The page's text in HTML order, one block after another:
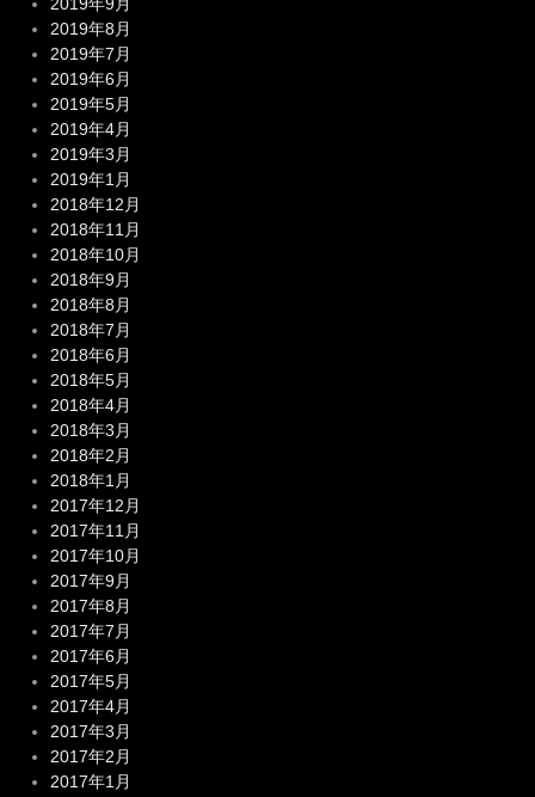
2019年8月
2019年7月
2019年6月
2019年5月
2019年4月
2019年3月
2019年1月
2018年12月
2018年11月
2018年10月
2018年9月
2018年8月
2018年7月
2018年6月
2018年5月
2018年4月
2018年3月
2018年2月
2018年1月
2017年12月
2017年11月
2017年10月
2017年9月
2017年8月
2017年7月
2017年6月
2017年5月
2017年4月
2017年3月
2017年2月
2017年1月